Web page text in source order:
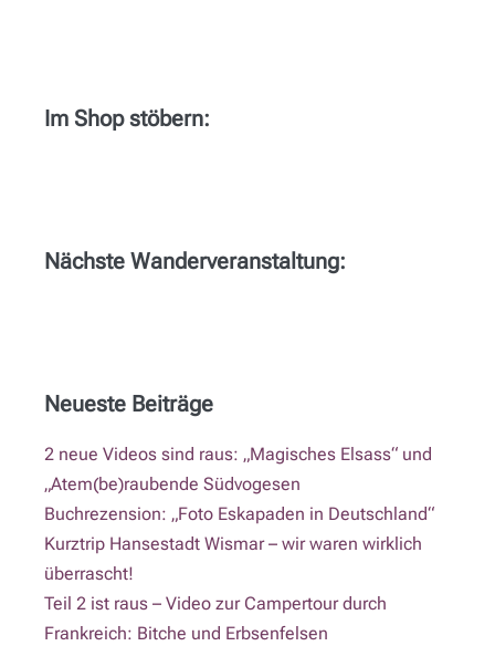
Im Shop stöbern:
Nächste Wanderveranstaltung:
Neueste Beiträge
2 neue Videos sind raus: „Magisches Elsass“ und
„Atem(be)raubende Südvogesen
Buchrezension: „Foto Eskapaden in Deutschland“
Kurztrip Hansestadt Wismar – wir waren wirklich
überrascht!
Teil 2 ist raus – Video zur Campertour durch
Frankreich: Bitche und Erbsenfelsen